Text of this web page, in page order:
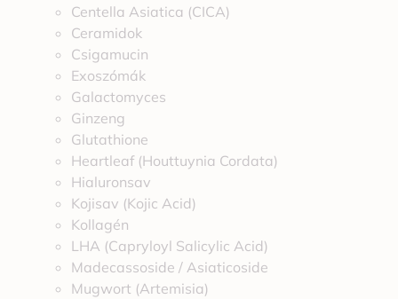
Centella Asiatica (CICA)
Ceramidok
Csigamucin
Exoszómák
Galactomyces
Ginzeng
Glutathione
Heartleaf (Houttuynia Cordata)
Hialuronsav
Kojisav (Kojic Acid)
Kollagén
LHA (Capryloyl Salicylic Acid)
Madecassoside / Asiaticoside
Mugwort (Artemisia)